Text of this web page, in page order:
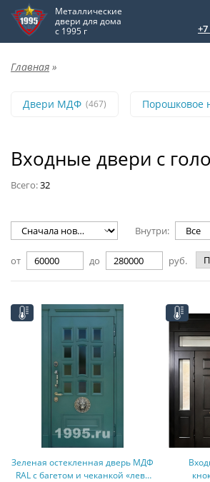
Металлические
двери для дома
с 1995 г
Главная »
Двери МДФ (467) Порошковое
Входные двери с
Всего:32
Внутри:
от до руб.
Зеленая остекленная дверь МДФ
RAL с багетом и чеканкой «лев»